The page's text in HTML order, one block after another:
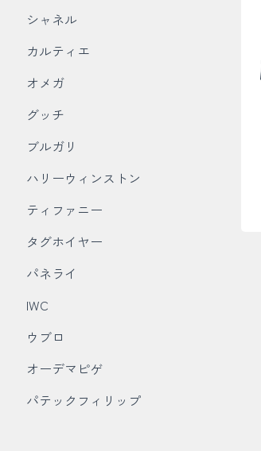
シャネル
カルティエ
オメガ
グッチ
ブルガリ
ハリーウィンストン
ティファニー
タグホイヤー
パネライ
IWC
ウブロ
オーデマピゲ
パテックフィリップ